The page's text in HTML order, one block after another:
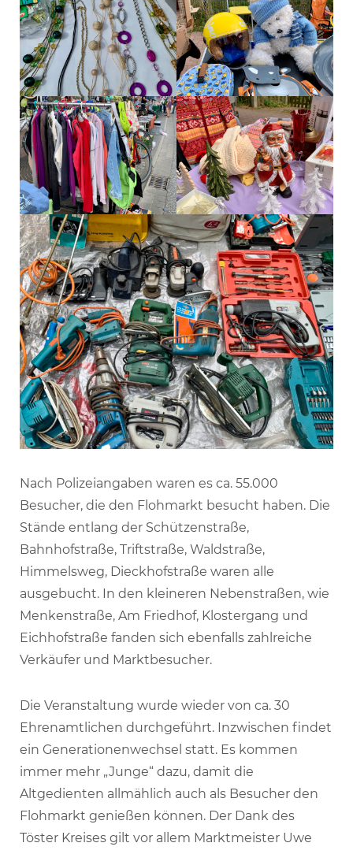
Nach Polizeiangaben waren es ca. 55.000
Besucher, die den Flohmarkt besucht haben. Die
Stände entlang der Schützenstraße,
Bahnhofstraße, Triftstraße, Waldstraße,
Himmelsweg, Dieckhofstraße waren alle
ausgebucht. In den kleineren Nebenstraßen, wie
Menkenstraße, Am Friedhof, Klostergang und
Eichhofstraße fanden sich ebenfalls zahlreiche
Verkäufer und Marktbesucher.
Die Veranstaltung wurde wieder von ca. 30
Ehrenamtlichen durchgeführt. Inzwischen findet
ein Generationenwechsel statt. Es kommen
immer mehr „Junge“ dazu, damit die
Altgedienten allmählich auch als Besucher den
Flohmarkt genießen können. Der Dank des
Töster Kreises gilt vor allem Marktmeister Uwe